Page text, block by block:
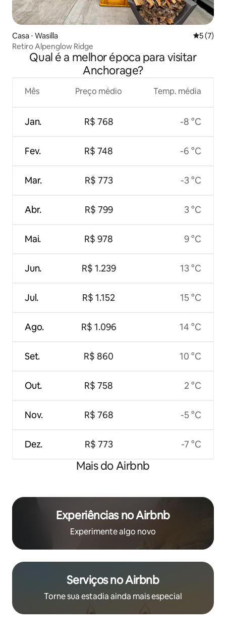
Casa ⋅ Wasilla 5 de
5 (7)
Retiro Alpenglow Ridge
Qual é a melhor época para visitar
Anchorage?
Mês
Jan.
Fev.
Mar.
Abr.
Mai.
Jun.
Jul.
Ago.
Set.
Out.
Nov.
Dez.
Preço médio
R$ 768
R$ 748
R$ 773
R$ 799
R$ 978
R$ 1.239
R$ 1.152
R$ 1.096
R$ 860
R$ 758
R$ 768
R$ 773
Temp. média
-8 °C
-6 °C
-3 °C
3 °C
9 °C
13 °C
15 °C
14 °C
10 °C
2 °C
-5 °C
-7 °C
Mais do Airbnb
Experiências no Airbnb
Experimente algo novo
Serviços no Airbnb
Torne sua estadia ainda mais especial